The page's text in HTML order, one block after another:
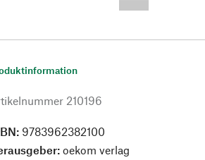
210196
9783962382100
oekom verlag